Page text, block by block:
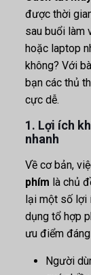
được thời
sau buổi làm
hoặc laptop
không? Với
bạn các thủ
cực dễ.
1. Lợi ích
nhanh
Về cơ bản,
phím là chủ
lại một số lợi
dụng tổ hợp
ưu điểm
Người